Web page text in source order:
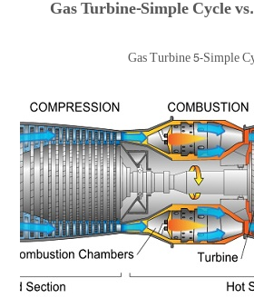
انیمیشن توربین گازی ۵ Gas Turbine-Simple Cycle vs.